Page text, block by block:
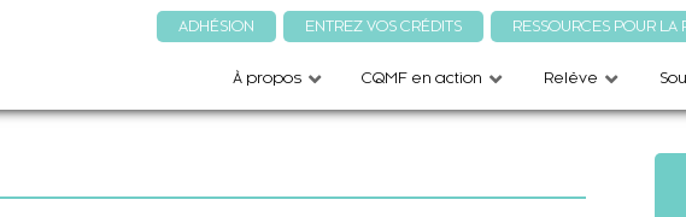
ADHÉSION ENTREZ VOS CRÉDITS RESSOURCES POUR LA
À propos CQMF en action Relève